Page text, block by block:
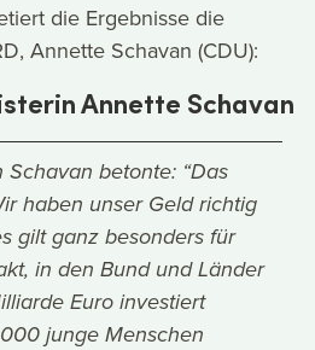
die Ergebnisse die
Annette Schavan (CDU):
Annette Schavan
Schavan betonte: “Das
haben unser Geld richtig
gilt ganz besonders für
in den Bund und Länder
Euro investiert
junge Menschen